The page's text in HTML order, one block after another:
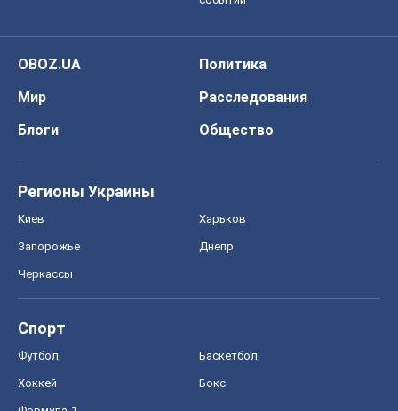
OBOZ.UA
Политика
Мир
Расследования
Блоги
Общество
Регионы Украины
Киев Харьков
Запорожье Днепр
Черкассы
Спорт
Футбол Баскетбол
Хоккей Бокс